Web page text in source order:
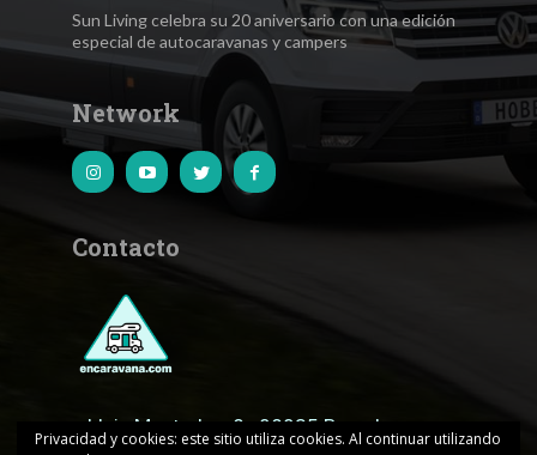
Sun Living celebra su 20 aniversario con una edición
especial de autocaravanas y campers
Network
Contacto
c.Lluis Muntadas, 8 · 08035 Barcelona
Privacidad y cookies: este sitio utiliza cookies. Al continuar utilizando